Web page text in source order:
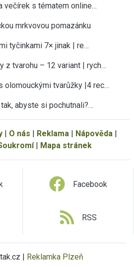
večírek s tématem online…
mrkvovou pomazánku
tyčinkami 7× jinak | re…
z tvarohu – 12 variant | rych…
olomouckými tvarůžky |4 rec…
abyste si pochutnali?…
| O nás | Reklama | Nápověda |
| Mapa stránek
Facebook
RSS
| Reklamka Plzeň